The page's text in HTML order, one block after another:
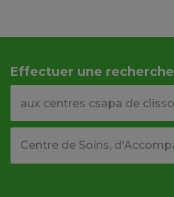
Effectuer une recherche